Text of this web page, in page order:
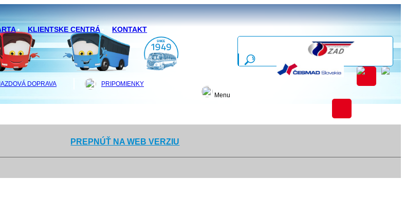
KLIENTSKE CENTRÁ KONTAKT
DOPRAVA
PRIPOMIENKY
Menu
PREPNÚŤ NA WEB VERZIU